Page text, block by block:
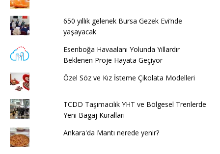
650 yıllık gelenek Bursa Gezek Evi’nde
yaşayacak
Esenboğa Havaalanı Yolunda Yıllardır
Beklenen Proje Hayata Geçiyor
Özel Söz ve Kız İsteme Çikolata Modelleri
TCDD Taşımacılık YHT ve Bölgesel Trenlerde
Yeni Bagaj Kuralları
Ankara'da Mantı nerede yenir?